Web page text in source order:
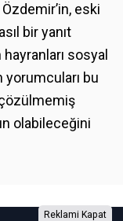
eski
bir yanıt
sosyal
bu
olabileceğini
Reklami Kapat